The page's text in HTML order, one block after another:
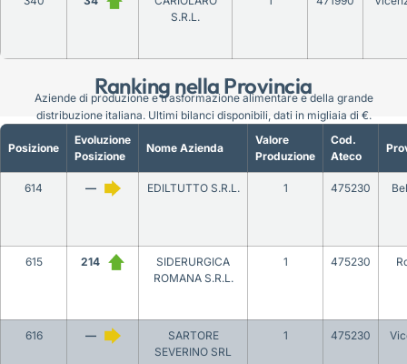
Ranking nella Provincia
S.R.L.
Posizione
Evoluzione
Posizione
Nome Azienda
Valore
Produzione
Cod.
Ateco
614 — EDILTUTTO S.R.L. 1 475230
615 214
SIDERURGICA
ROMANA S.R.L.
1 475230
616 —
SARTORE
SEVERINO SRL
1 475230
Aziende di produzione e trasformazione alimentare e della grande
distribuzione italiana. Ultimi bilanci disponibili, dati in migliaia di €.